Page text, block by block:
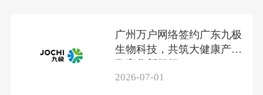
广州万户网络签约广东九极
生物科技，共筑大健康产业
2026-07-01